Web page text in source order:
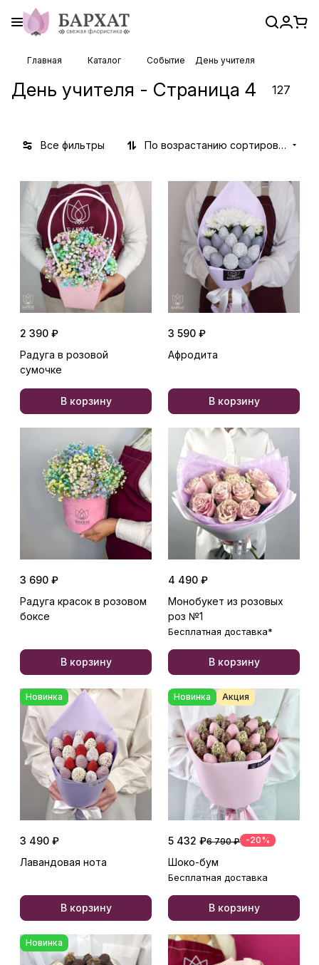
Главная Каталог Событие День учителя
День учителя - Страница 4 127
Все фильтры По возрастанию сортировки
2 390 ₽
Радуга в розовой
сумочке
В корзину
3 590 ₽
Афродита
В корзину
3 690 ₽
Радуга красок в розовом
боксе
В корзину
4 490 ₽
Монобукет из розовых
роз №1
Бесплатная доставка*
В корзину
Новинка
3 490 ₽
Лавандовая нота
В корзину
Новинка Акция
5 432 ₽6 790 ₽ -20%
Шоко-бум
Бесплатная доставка
В корзину
Новинка